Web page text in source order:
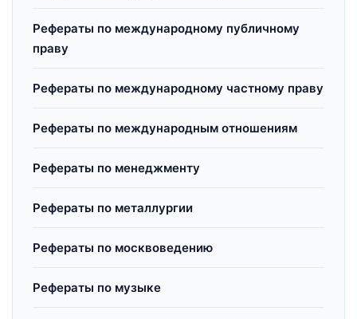
Рефераты по международному публичному
праву
Рефераты по международному частному праву
Рефераты по международным отношениям
Рефераты по менеджменту
Рефераты по металлургии
Рефераты по москвоведению
Рефераты по музыке